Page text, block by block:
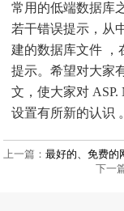
常用的低端数据库
若干错误提示，从
建的数据库文件 ，
提示。希望对大家
文，使大家对 ASP.
设置有所新的认识 。
上一篇：最好的、免费
下一